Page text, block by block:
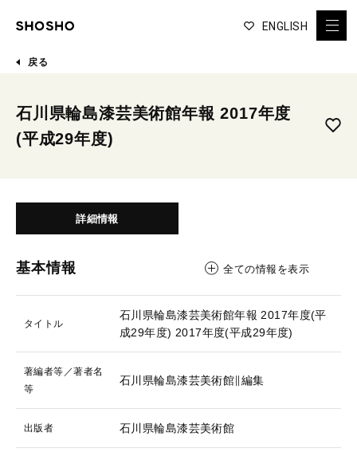
ENGLISH
戻る
石川県輪島漆芸美術館年報 2017年度
(平成29年度)
詳細情報
基本情報 全ての情報を表示
タイトル
石川県輪島漆芸美術館年報 2017年度(平
成29年度) 2017年度(平成29年度)
著編者等／著者名
等
石川県輪島漆芸美術館∥編集
出版者 石川県輪島漆芸美術館